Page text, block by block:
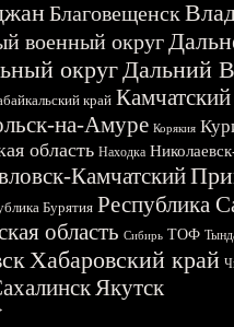
Благовещенск
военный округ
округДальний
край
на-Амуре Корякия
область Находка
Камчатский
Бурятия Республика
область Сибирь ТОФ
Хабаровский край
Якутск